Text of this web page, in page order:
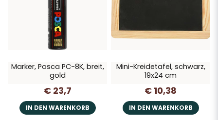
Marker, Posca PC-8K, breit,
gold
€ 23,7
IN DEN WARENKORB
Mini-Kreidetafel, schwarz,
19x24 cm
€ 10,38
IN DEN WARENKORB